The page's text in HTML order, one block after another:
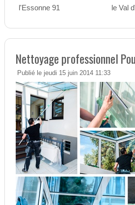
l'Essonne 91
le Val
Nettoyage professionnel
Publié le jeudi 15 juin 2014 11:33